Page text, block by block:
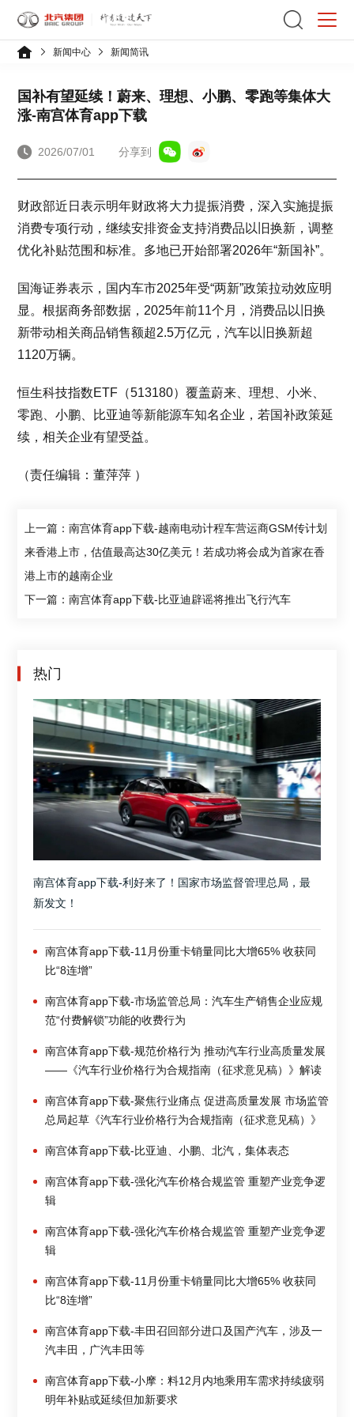
新闻中心 新闻简讯
国补有望延续！蔚来、理想、小鹏、零跑等集体大
涨-南宫体育app下载
2026/07/01 分享到
财政部近日表示明年财政将大力提振消费，深入实施提振
消费专项行动，继续安排资金支持消费品以旧换新，调整
优化补贴范围和标准。多地已开始部署2026年“新国补”。
国海证券表示，国内车市2025年受“两新”政策拉动效应明
显。根据商务部数据，2025年前11个月，消费品以旧换
新带动相关商品销售额超2.5万亿元，汽车以旧换新超
1120万辆。
恒生科技指数ETF（513180）覆盖蔚来、理想、小米、
零跑、小鹏、比亚迪等新能源车知名企业，若国补政策延
续，相关企业有望受益。
（责任编辑：董萍萍 ）
上一篇：南宫体育app下载-越南电动计程车营运商GSM传计划
来香港上市，估值最高达30亿美元！若成功将会成为首家在香
港上市的越南企业
下一篇：南宫体育app下载-比亚迪辟谣将推出飞行汽车
热门
南宫体育app下载-利好来了！国家市场监督管理总局，最
新发文！
南宫体育app下载-11月份重卡销量同比大增65% 收获同
比“8连增”
南宫体育app下载-市场监管总局：汽车生产销售企业应规
范“付费解锁”功能的收费行为
南宫体育app下载-规范价格行为 推动汽车行业高质量发展
——《汽车行业价格行为合规指南（征求意见稿）》解读
南宫体育app下载-聚焦行业痛点 促进高质量发展 市场监管
总局起草《汽车行业价格行为合规指南（征求意见稿）》
南宫体育app下载-比亚迪、小鹏、北汽，集体表态
南宫体育app下载-强化汽车价格合规监管 重塑产业竞争逻
辑
南宫体育app下载-强化汽车价格合规监管 重塑产业竞争逻
辑
南宫体育app下载-11月份重卡销量同比大增65% 收获同
比“8连增”
南宫体育app下载-丰田召回部分进口及国产汽车，涉及一
汽丰田，广汽丰田等
南宫体育app下载-小摩：料12月内地乘用车需求持续疲弱
明年补贴或延续但加新要求